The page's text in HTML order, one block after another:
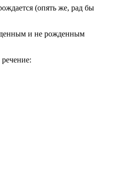
(опять же, рад бы
и не рожденным